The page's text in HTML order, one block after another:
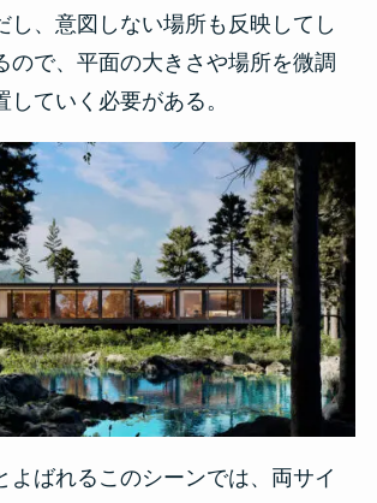
し、意図しない場所も反映してし
ので、平面の大きさや場所を微調
ていく必要がある。
よばれるこのシーンでは、両サイ